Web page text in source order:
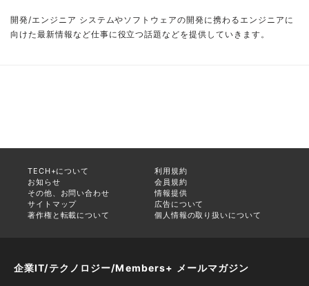
開発/エンジニア システムやソフトウェアの開発に携わるエンジニアに
向けた最新情報など仕事に役立つ話題などを提供していきます。
TECH+について
利用規約
お知らせ
会員規約
その他、お問い合わせ
情報提供
サイトマップ
広告について
著作権と転載について
個人情報の取り扱いについて
企業IT/テクノロジー/Members+ メールマガジン